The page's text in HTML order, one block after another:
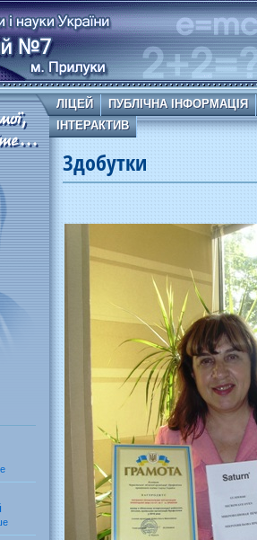
ЛІЦЕЙ
ПУБЛІЧНА ІНФОРМАЦІЯ
ІНТЕРАКТИВ
Здобутки